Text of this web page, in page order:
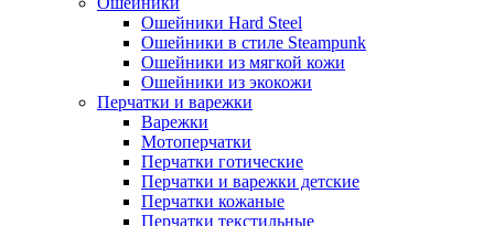
Ошейники Hard Steel
Ошейники в стиле Steampunk
Ошейники из мягкой кожи
Ошейники из экокожи
Перчатки и варежки
Варежки
Мотоперчатки
Перчатки готические
Перчатки и варежки детские
Перчатки кожаные
Перчатки текстильные